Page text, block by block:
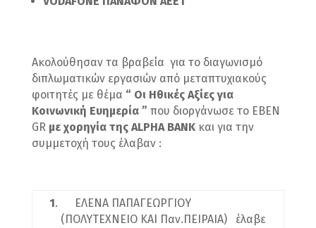
Ακολούθησαν τα βραβεία για το διαγωνισμό
διπλωματικών εργασιών από μεταπτυχιακούς
φοιτητές με θέμα “ Οι Ηθικές Αξίες για
Κοινωνική Ευημερία ” που διοργάνωσε το EBEN
GR με χορηγία της ALPHA BANKκαι για την
συμμετοχή τους έλαβαν :
1. ΕΛΕΝΑ ΠΑΠΑΓΕΩΡΓΙΟΥ
(ΠΟΛΥΤΕΧΝΕΙΟ KAI Παν.ΠΕΙΡΑΙΑ) έλαβε